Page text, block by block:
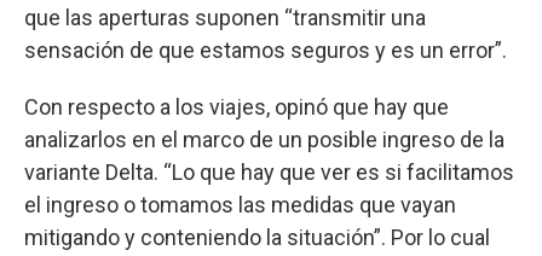
que las aperturas suponen “transmitir una
sensación de que estamos seguros y es un error”.
Con respecto a los viajes, opinó que hay que
analizarlos en el marco de un posible ingreso de la
variante Delta. “Lo que hay que ver es si facilitamos
el ingreso o tomamos las medidas que vayan
mitigando y conteniendo la situación”. Por lo cual